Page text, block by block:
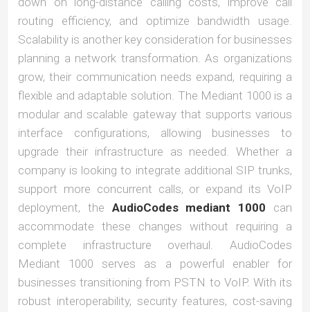
routing efficiency, and optimize bandwidth usage.
Scalability is another key consideration for businesses
planning a network transformation. As organizations
grow, their communication needs expand, requiring a
flexible and adaptable solution. The Mediant 1000 is a
modular and scalable gateway that supports various
interface configurations, allowing businesses to
upgrade their infrastructure as needed. Whether a
company is looking to integrate additional SIP trunks,
support more concurrent calls, or expand its VoIP
deployment, the AudioCodes mediant 1000 can
accommodate these changes without requiring a
complete infrastructure overhaul. AudioCodes
Mediant 1000 serves as a powerful enabler for
businesses transitioning from PSTN to VoIP. With its
robust interoperability, security features, cost-saving